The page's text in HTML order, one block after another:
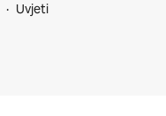
Uvjeti